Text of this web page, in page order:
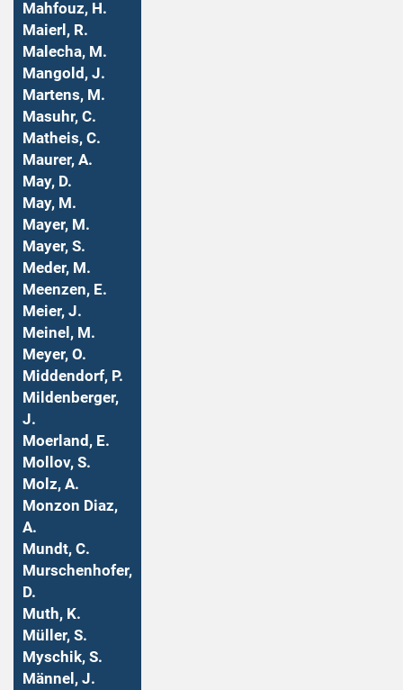
Mahfouz, H.
Maierl, R.
Malecha, M.
Mangold, J.
Martens, M.
Masuhr, C.
Matheis, C.
Maurer, A.
May, D.
May, M.
Mayer, M.
Mayer, S.
Meder, M.
Meenzen, E.
Meier, J.
Meinel, M.
Meyer, O.
Middendorf, P.
Mildenberger,
J.
Moerland, E.
Mollov, S.
Molz, A.
Monzon Diaz,
A.
Mundt, C.
Murschenhofer,
D.
Muth, K.
Müller, S.
Myschik, S.
Männel, J.